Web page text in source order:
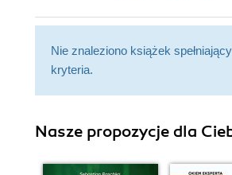
Nie znaleziono książek
kryteria.
Nasze propozycje dla